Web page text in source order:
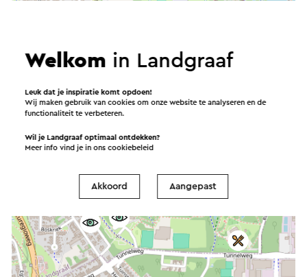
Welkom in Landgraaf
Leuk dat je inspiratie komt opdoen!
Wij maken gebruik van cookies om onze website te analyseren en de
functionaliteit te verbeteren.
Wil je Landgraaf optimaal ontdekken?
Meer info vind je in onscookiebeleid
Akkoord Aangepast